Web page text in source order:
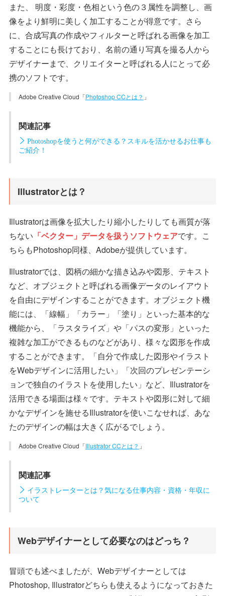
また、 明度・彩度・色相という色の３属性を調整し、画
像をより鮮明に美しく加工することが得意です。さら
に、合成写真の作成やフィルターと呼ばれる画像を加工
することにも長けており、名前の通り写真を撮る人から
デザイナーまで、クリエイターと呼ばれる人にとって必
携のソフトです。
Adobe Creative Cloud「Photoshop CCとは？ 」
関連記事
Photoshopを使うと何ができる？スキルを活かせるお仕事も
ご紹介！
Illustratorとは？
Illustratorは画像を拡大したり縮小したりしても画質が落
ちない 「ベクター」データを扱うソフトウェアです。こ
ちらもPhotoshop同様、Adobeが提供しています。
Illustratorでは、図柄の細かな描き込みや図形、テキスト
など、オブジェクトと呼ばれる画像データのレイアウト
を自由にデザインすることができます。オブジェクト機
能には、「線幅」「カラー」「塗り」といった基本的な
機能から、「ラスタライズ」や「パスの変形」といった
複雑な加工ができるものなどがあり、様々な図形を作成
することができます。「自分で作成した図形やイラスト
をWebデザインに活用したい」「次回のプレゼンテーシ
ョンで独自のイラストを使用したい」など、Illustratorを
活用できる場面は様々です。テキストや図形に対して細
かなデザインを施せるIllustratorを使いこなせれば、あな
たのデザインの幅は大きく広がるでしょう。
Adobe Creative Cloud「Illustrator CCとは？ 」
関連記事
イラストレーターとは？気になる仕事内容・資格・年収に
ついて
Webデザイナーとして必要なのはどっち？
冒頭でも述べましたが、Webデザイナーとしては
Photoshop, Illustratorどちらも使えるようになっておきた